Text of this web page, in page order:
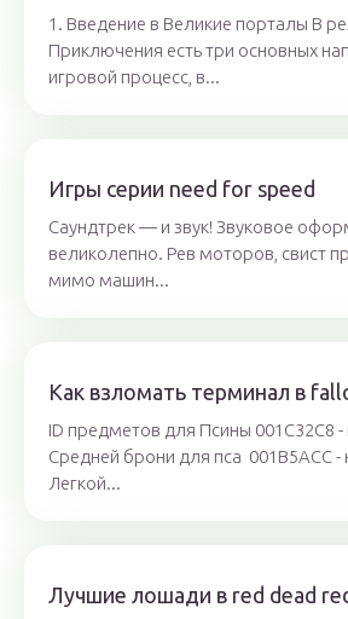
1. Введение в Великие порталы В
Приключения есть три основных
игровой процесс, в...
Игры серии need for speed
Саундтрек — и звук! Звуковое
великолепно. Рев моторов, свист
мимо машин...
Как взломать терминал в
ID предметов для Псины 001C32C8 -
Средней брони для пса 001B5ACC -
Легкой...
Лучшие лошади в red dead